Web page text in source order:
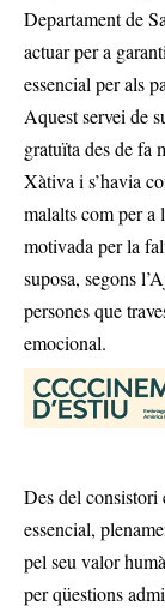
Departament de
actuar per a
essencial per als
Aquest servei de
gratuïta des de fa
Xàtiva i s’havia
malalts com per a
motivada per la
suposa, segons
persones que
emocional.
Des del consistori
essencial,
pel seu valor
per qüestions